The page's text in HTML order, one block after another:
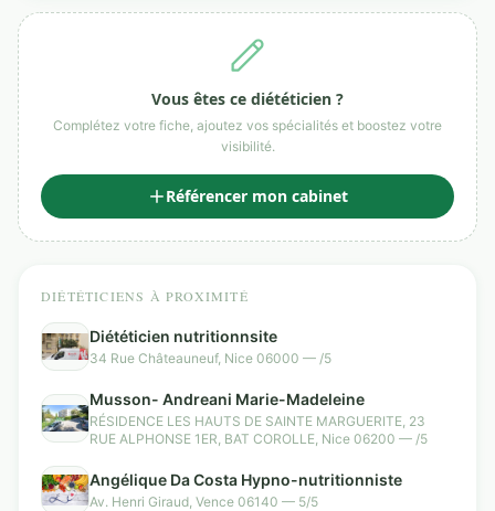
Vous êtes ce diététicien ?
Complétez votre fiche, ajoutez vos spécialités et boostez votre
visibilité.
Référencer mon cabinet
DIÉTÉTICIENS À PROXIMITÉ
Diététicien nutritionnsite
34 Rue Châteauneuf, Nice 06000 — /5
Musson- Andreani Marie-Madeleine
RÉSIDENCE LES HAUTS DE SAINTE MARGUERITE, 23
RUE ALPHONSE 1ER, BAT COROLLE, Nice 06200 — /5
Angélique Da Costa Hypno-nutritionniste
Av. Henri Giraud, Vence 06140 — 5/5